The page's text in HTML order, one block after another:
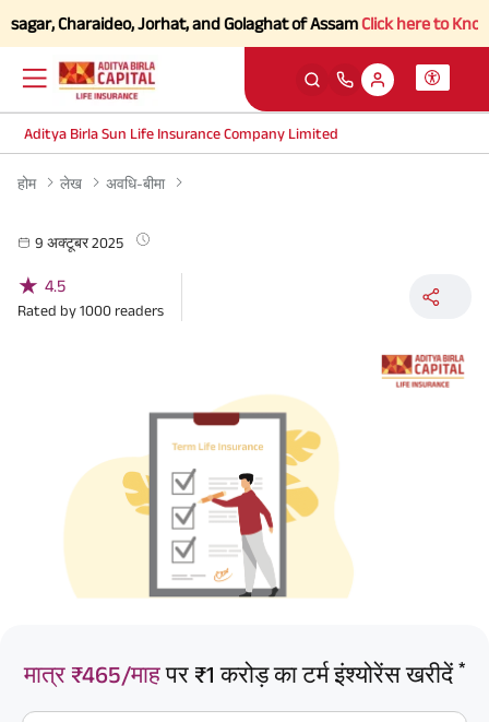
Charaideo, Jorhat, and Golaghat of AssamClick here to Know
Aditya Birla Sun Life Insurance Company Limited
होम लेख अवधि-बीमा
9 अक्टूबर 2025
★ 4.5
Rated by1000 readers
मात्र ₹465/माहपर ₹1 करोड़ का टर्म इंश्योरेंस खरीदें *